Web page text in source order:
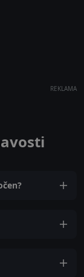
REKLAMA